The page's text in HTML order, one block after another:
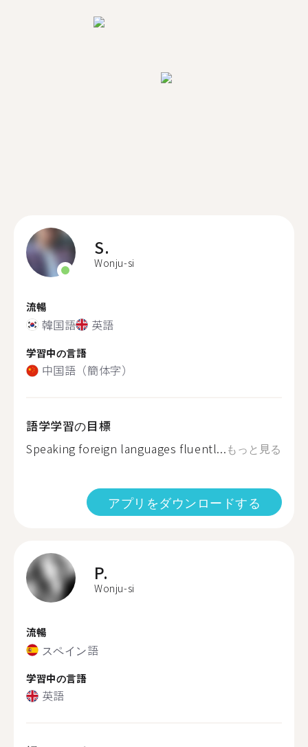
S.
Wonju-si
流暢
韓国語 英語
学習中の言語
中国語（簡体字）
語学学習の目標
Speaking foreign languages fluentl...もっと見る
アプリをダウンロードする
P.
Wonju-si
流暢
スペイン語
学習中の言語
英語